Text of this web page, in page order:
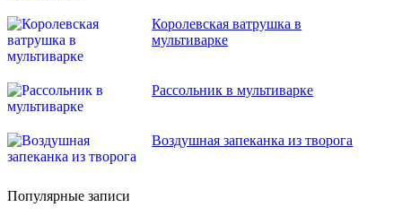
Королевская ватрушка в
мультиварке
Рассольник в мультиварке
Воздушная запеканка из творога
Популярные записи